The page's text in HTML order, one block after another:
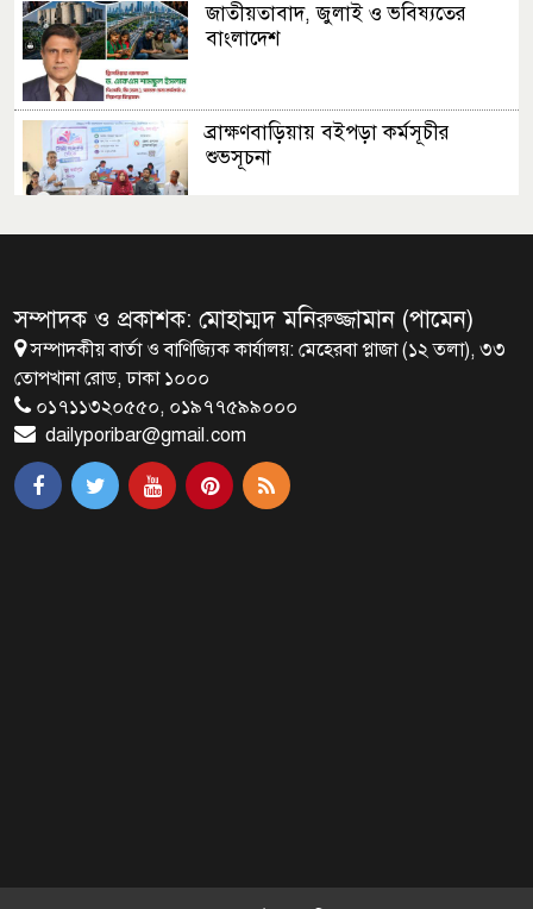
জাতীয়তাবাদ, জুলাই ও ভবিষ্যতের
বাংলাদেশ
ব্রাক্ষণবাড়িয়ায় বইপড়া কর্মসূচীর
শুভসূচনা
৪ বিয়ের পর অন্য নারীর ঘরে জামায়াত
প্রধানমন্ত্রীর সঙ্গে সাক্ষাৎ সৌদি আরবের
উপ পররাষ্ট্রমন্ত্রীর
সম্পাদক ও প্রকাশক: মোহাম্মদ মনিরুজ্জামান (পামেন)
সম্পাদকীয় বার্তা ও বাণিজ্যিক কার্যালয়: মেহেরবা প্লাজা (১২ তলা), ৩৩
তোপখানা রোড, ঢাকা ১০০০
০১৭১১৩২০৫৫০, ০১৯৭৭৫৯৯০০০
dailyporibar@gmail.com